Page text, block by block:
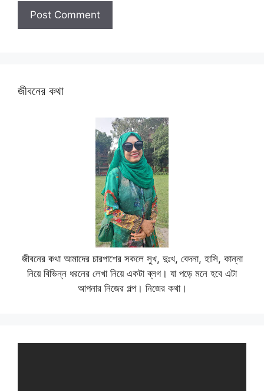
জীবনের কথা
জীবনের কথা আমাদের চারপাশের সকলে সুখ, দুঃখ, বেদনা, হাসি, কান্না
নিয়ে বিভিন্ন ধরনের লেখা নিয়ে একটা ব্লগ। যা পড়ে মনে হবে এটা
আপনার নিজের গল্প। নিজের কথা।